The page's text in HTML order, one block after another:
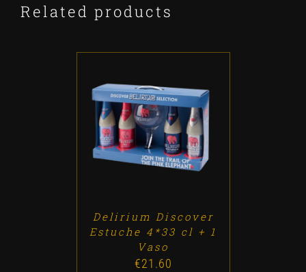
Related products
ADD TO CART / DETALLES
Delirium Discover
Estuche 4*33 cl + 1
Vaso
€21.60